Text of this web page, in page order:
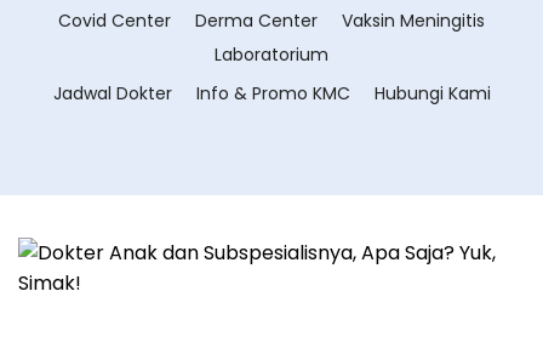
Covid Center
Derma Center
Vaksin Meningitis
Laboratorium
Jadwal Dokter
Info & Promo KMC Hubungi Kami